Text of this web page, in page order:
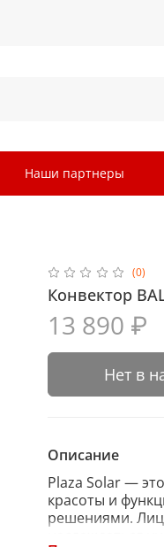
Наши партнеры
(0)
Конвектор
13 890 ₽
Нет в
Описание
Plaza Solar —
красоты и
решениями.
наслаждаться